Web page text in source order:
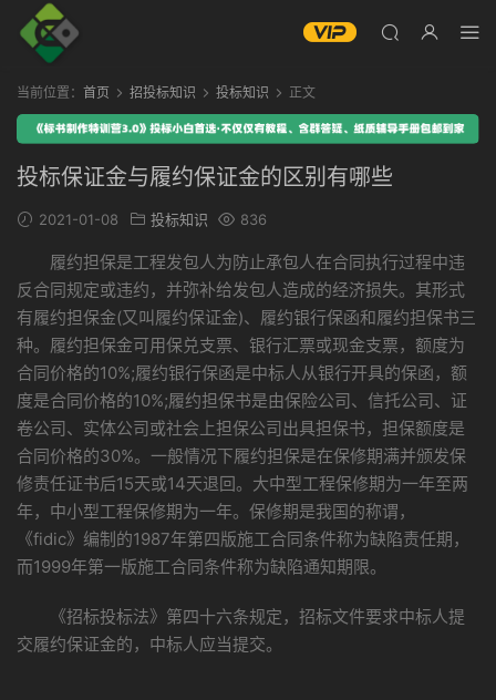
当前位置： 首页 招投标知识 投标知识 正文
投标保证金与履约保证金的区别有哪些
2021-01-08 投标知识 836
履约担保是工程发包人为防止承包人在合同执行过程中违
反合同规定或违约，并弥补给发包人造成的经济损失。其形式
有履约担保金(又叫履约保证金)、履约银行保函和履约担保书三
种。履约担保金可用保兑支票、银行汇票或现金支票，额度为
合同价格的10%;履约银行保函是中标人从银行开具的保函，额
度是合同价格的10%;履约担保书是由保险公司、信托公司、证
卷公司、实体公司或社会上担保公司出具担保书，担保额度是
合同价格的30%。一般情况下履约担保是在保修期满并颁发保
修责任证书后15天或14天退回。大中型工程保修期为一年至两
年，中小型工程保修期为一年。保修期是我国的称谓，
《fidic》编制的1987年第四版施工合同条件称为缺陷责任期，
而1999年第一版施工合同条件称为缺陷通知期限。
《招标投标法》第四十六条规定，招标文件要求中标人提
交履约保证金的，中标人应当提交。